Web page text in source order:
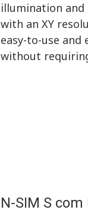
illumination
with an XY
easy-to-use
without
N-SIM S com